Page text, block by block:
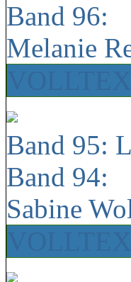
Band 96:
Melanie
Band 95:
Band 94:
Sabine